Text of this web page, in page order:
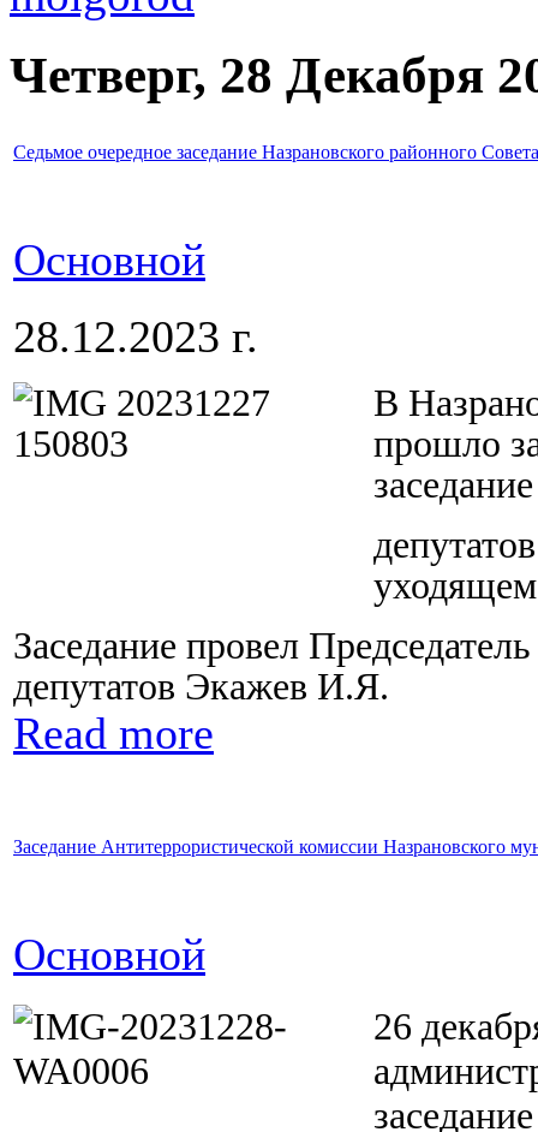
Четверг, 28 Декабря
Седьмое очередное заседание Назрановского районного
Основной
28.12.2023 г.
В
прошло
уходящем
Заседание провел
депутатов Экажев И.Я.
Read more
Заседание Антитеррористической комиссии Назрановского
Основной
26